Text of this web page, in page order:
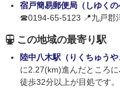
宿戸簡易郵便局（しゆくの
☎0194-65-5123 📍九戸郡
この地域の最寄り駅
陸中八木駅（りくちゅうや
に2.27(km)進んだところ
徒歩32分以上が目処です。